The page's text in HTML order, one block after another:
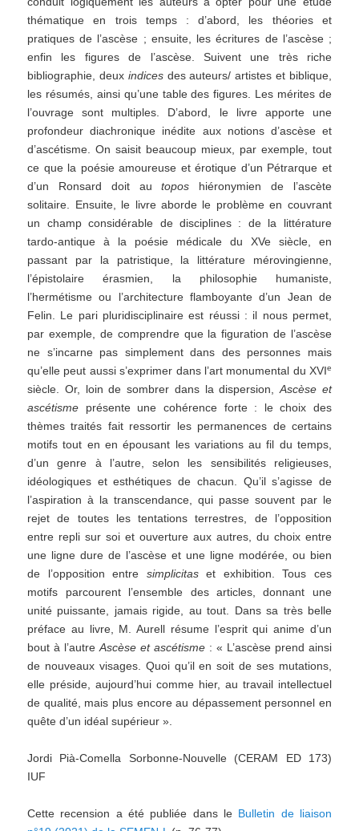
thématique en trois temps : d’abord, les théories et
pratiques de l’ascèse ; ensuite, les écritures de l’ascèse ;
enfin les figures de l’ascèse. Suivent une très riche
bibliographie, deux indices des auteurs/ artistes et biblique,
les résumés, ainsi qu’une table des figures. Les mérites de
l’ouvrage sont multiples. D’abord, le livre apporte une
profondeur diachronique inédite aux notions d’ascèse et
d’ascétisme. On saisit beaucoup mieux, par exemple, tout
ce que la poésie amoureuse et érotique d’un Pétrarque et
d’un Ronsard doit autopos hiéronymien de l’ascète
solitaire. Ensuite, le livre aborde le problème en couvrant
un champ considérable de disciplines : de la littérature
tardo-antique à la poésie médicale du XVe siècle, en
passant par la patristique, la littérature mérovingienne,
l’épistolaire érasmien, la philosophie humaniste,
l’hermétisme ou l’architecture flamboyante d’un Jean de
Felin. Le pari pluridisciplinaire est réussi : il nous permet,
par exemple, de comprendre que la figuration de l’ascèse
ne s’incarne pas simplement dans des personnes mais
qu’elle peut aussi s’exprimer dans l’art monumental du XVIe
siècle. Or, loin de sombrer dans la dispersion,Ascèse et
ascétisme présente une cohérence forte : le choix des
thèmes traités fait ressortir les permanences de certains
motifs tout en en épousant les variations au fil du temps,
d’un genre à l’autre, selon les sensibilités religieuses,
idéologiques et esthétiques de chacun. Qu’il s’agisse de
l’aspiration à la transcendance, qui passe souvent par le
rejet de toutes les tentations terrestres, de l’opposition
entre repli sur soi et ouverture aux autres, du choix entre
une ligne dure de l’ascèse et une ligne modérée, ou bien
de l’opposition entre simplicitaset exhibition. Tous ces
motifs parcourent l’ensemble des articles, donnant une
unité puissante, jamais rigide, au tout. Dans sa très belle
préface au livre, M. Aurell résume l’esprit qui anime d’un
bout à l’autreAscèse et ascétisme : « L’ascèse prend ainsi
de nouveaux visages. Quoi qu’il en soit de ses mutations,
elle préside, aujourd’hui comme hier, au travail intellectuel
de qualité, mais plus encore au dépassement personnel en
quête d’un idéal supérieur ».
Jordi Pià-Comella Sorbonne-Nouvelle (CERAM ED 173)
IUF
Cette recension a été publiée dans leBulletin de liaison